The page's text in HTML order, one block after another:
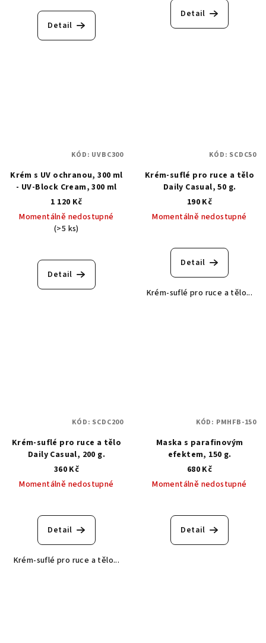
Detail
Detail
Krém s UV ochranou, 300 ml
- UV-Block Cream, 300 ml
1 120 Kč
Momentálně nedostupné
(>5 ks)
Detail
KÓD: UVBC300
Krém-suflé pro ruce a tělo
Daily Casual, 50 g.
190 Kč
Momentálně nedostupné
Detail
Krém-suflé pro ruce a tělo...
KÓD: SCDC50
Krém-suflé pro ruce a tělo
Daily Casual, 200 g.
360 Kč
Momentálně nedostupné
Detail
Krém-suflé pro ruce a tělo...
KÓD: SCDC200
Maska s parafinovým
efektem, 150 g.
680 Kč
Momentálně nedostupné
Detail
KÓD: PMHFB-150